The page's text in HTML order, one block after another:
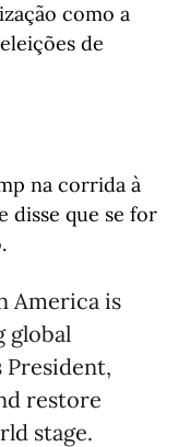
como a
de
na corrida à
disse que se for
America is
global
President,
restore
stage.